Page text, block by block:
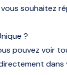
souhaitez
?
pouvez voir